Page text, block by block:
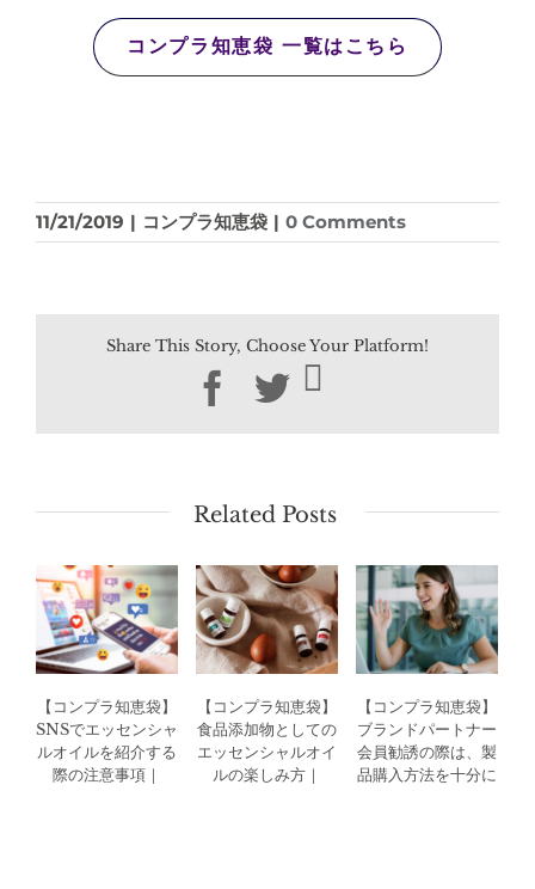
コンプラ知恵袋 一覧はこちら
11/21/2019 | コンプラ知恵袋 | 0 Comments
Share This Story, Choose Your Platform!
Facebook
Twitter
Related Posts
【コンプラ知恵袋】
SNSでエッセンシャ
ルオイルを紹介する
際の注意事項｜
【コンプラ知恵袋】
食品添加物としての
エッセンシャルオイ
ルの楽しみ方｜
【コンプラ知恵袋】
ブランドパートナー
会員勧誘の際は、製
品購入方法を十分に